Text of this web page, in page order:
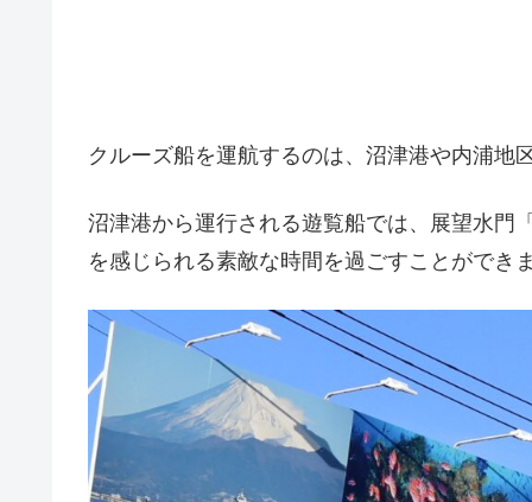
クルーズ船を運航するのは、沼津港や内浦地
沼津港から運行される遊覧船では、展望水門
を感じられる素敵な時間を過ごすことができ